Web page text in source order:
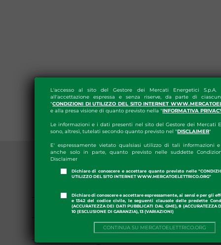
L'accesso al sito del Gestore dei Mercati Energetici S.p.A.
all'accettazione espressa e senza riserve, da parte di
"CONDIZIONI DI UTILIZZO DEL SITO INTERNET
e alla presa visione di quanto previsto nella "INFORMATIVA
Le informazioni e i dati presenti nel sito del Gestore dei Mercati
sono, altresì, tutelati secondo quanto previsto nel "DISCLAIMER"
E' espressamente vietato qualsiasi utilizzo di tali informazioni
anche solo in parte, quanto previsto nelle suddette
Disclaimer
Dichiaro di conoscere e accettare quanto previsto nelle
UTILIZZO DEL SITO INTERNET WWW.MERCATOELETTRICO.ORG"
Dichiaro di conoscere e accettare espressamente, ai sensi e per gli
e 1342 del codice civile, le seguenti clausole delle predette
(ACCURATEZZA DEI DATI PUBBLICATI DAL GME), 8 (ACCURATEZZA
10 (ESCLUSIONE DI GARANZIA), 13 (VARIAZIONI)
CONTINUA SU MERCATOELETTRICO.ORG
GME APP